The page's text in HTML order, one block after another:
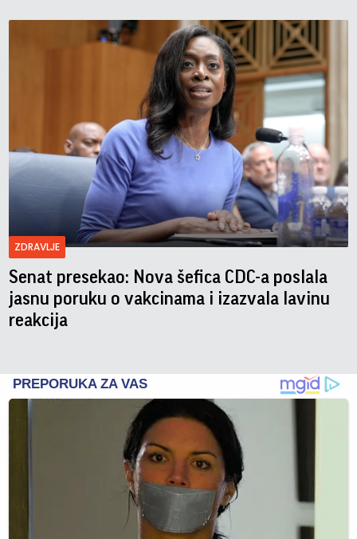
ZDRAVLJE
Senat presekao: Nova šefica CDC-a poslala
jasnu poruku o vakcinama i izazvala lavinu
reakcija